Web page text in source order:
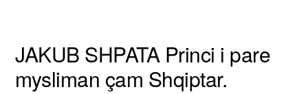
JAKUB SHPATA Princi i pare
mysliman çam Shqiptar.